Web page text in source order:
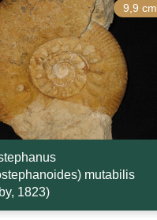
9,9 cm
mutabilis
1823)